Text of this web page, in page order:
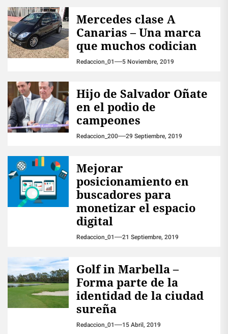
Mercedes clase A
Canarias – Una marca
que muchos codician
Redaccion_01 5 Noviembre, 2019
Hijo de Salvador Oñate
en el podio de
campeones
Redaccion_200 29 Septiembre, 2019
Mejorar
posicionamiento en
buscadores para
monetizar el espacio
digital
Redaccion_01 21 Septiembre, 2019
Golf in Marbella –
Forma parte de la
identidad de la ciudad
sureña
Redaccion_01 15 Abril, 2019